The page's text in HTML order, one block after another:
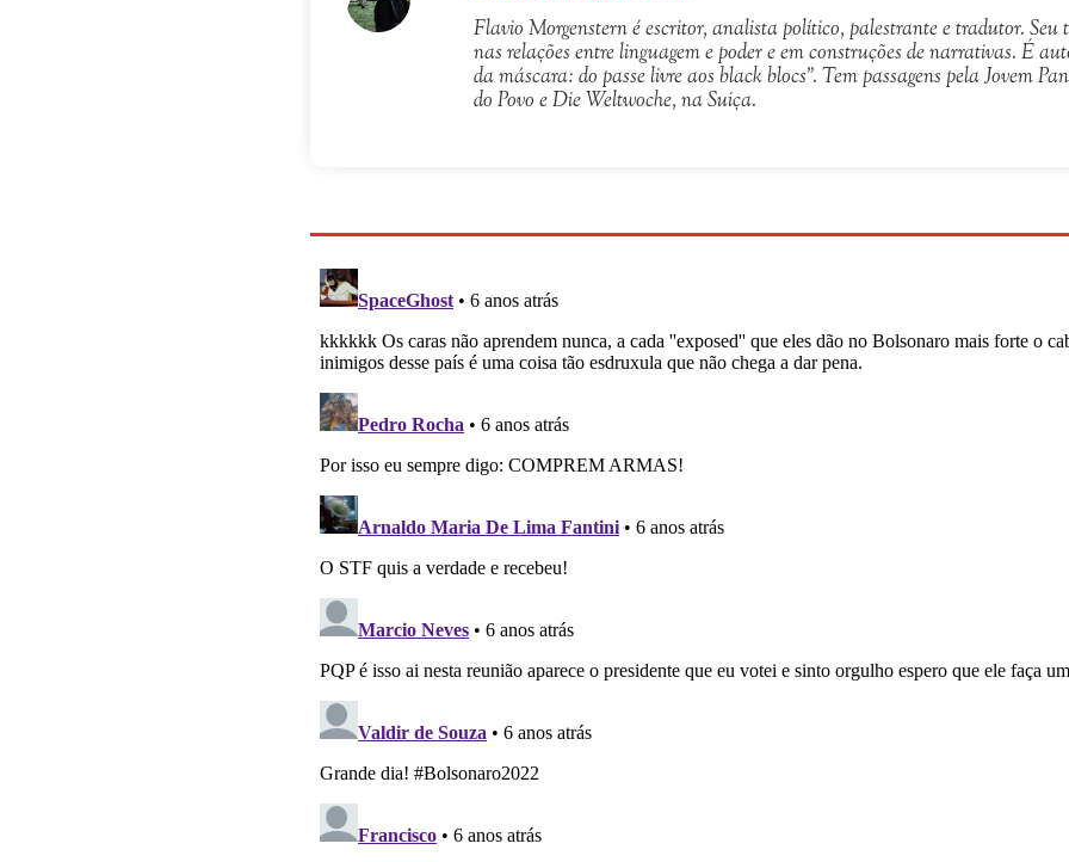
Flavio Morgenstern é escritor, analista político, palestrante e tradutor. Seu
nas relações entre linguagem e poder e em construções de narrativas. É
da máscara: do passe livre aos black blocs". Tem passagens pela Jovem
do Povo e Die Weltwoche, na Suiça.